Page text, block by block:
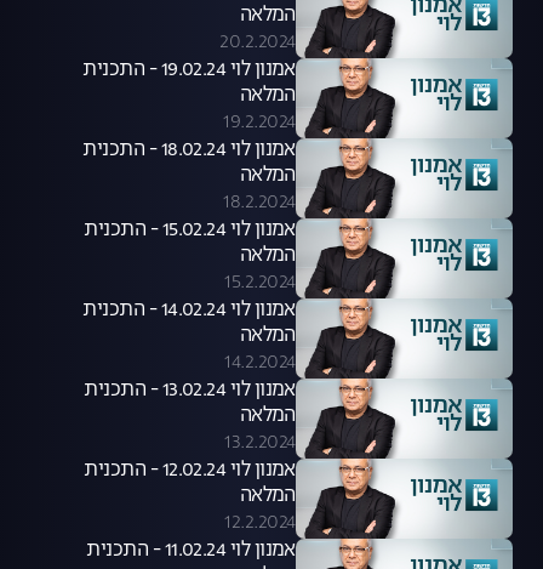
המלאה
20.2.2024
אמנון לוי 19.02.24 - התכנית
המלאה
19.2.2024
אמנון לוי 18.02.24 - התכנית
המלאה
18.2.2024
אמנון לוי 15.02.24 - התכנית
המלאה
15.2.2024
אמנון לוי 14.02.24 - התכנית
המלאה
14.2.2024
אמנון לוי 13.02.24 - התכנית
המלאה
13.2.2024
אמנון לוי 12.02.24 - התכנית
המלאה
12.2.2024
אמנון לוי 11.02.24 - התכנית